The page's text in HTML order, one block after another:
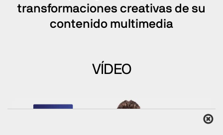
transformaciones creativas de su
contenido multimedia
VÍDEO